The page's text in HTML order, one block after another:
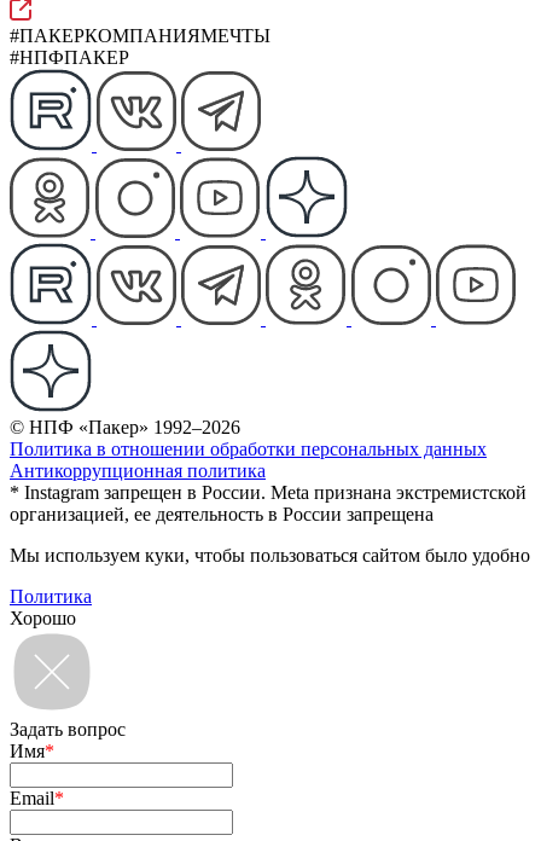
#ПАКЕРКОМПАНИЯМЕЧТЫ
#НПФПАКЕР
© НПФ «Пакер» 1992–2026
Политика в отношении обработки персональных данных
Антикоррупционная политика
* Instagram запрещен в России. Meta признана экстремистской
организацией, ее деятельность в России запрещена
Мы используем куки, чтобы пользоваться сайтом было удобно
Политика
Хорошо
Задать вопрос
Имя*
Email*